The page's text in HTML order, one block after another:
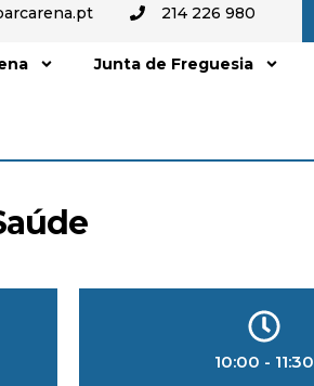
214 226 980
Junta de Freguesia
10:00 - 11:30